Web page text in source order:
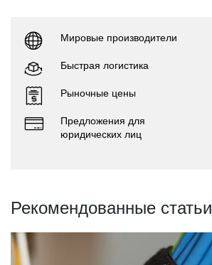
Мировые производители
Быстрая логистика
Рыночные цены
Предложения для
юридических лиц
Рекомендованные статьи